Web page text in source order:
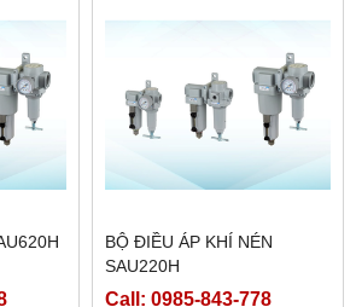
BỘ ĐIỀU ÁP KHÍ NÉN
SAU220H
Call: 0985-843-778